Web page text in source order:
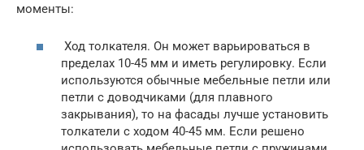
моменты:
Ход толкателя. Он может варьироваться в
пределах 10-45 мм и иметь регулировку. Если
используются обычные мебельные петли или
петли с доводчиками (для плавного
закрывания), то на фасады лучше установить
толкатели с ходом 40-45 мм. Если решено